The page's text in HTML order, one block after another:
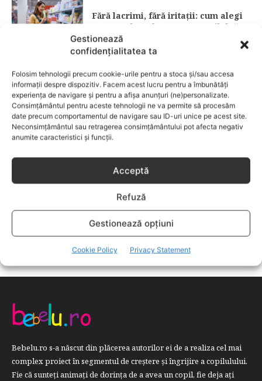
Gestionează
confidențialitatea ta
Folosim tehnologii precum cookie-urile pentru a stoca și/sau accesa
informații despre dispozitiv. Facem acest lucru pentru a îmbunătăți
experiența de navigare și pentru a afișa anunțuri (ne)personalizate.
Consimțământul pentru aceste tehnologii ne va permite să procesăm
date precum comportamentul de navigare sau ID-uri unice pe acest site.
Neconsimțământul sau retragerea consimțământului pot afecta negativ
anumite caracteristici și funcții.
Acceptă
Refuză
Gestionează opțiuni
Cookie Policy Privacy Statement
Fără lacrimi, fără iritații: cum alegi
șamponul perfect pentru copilul tău
CATEGORII POPULARE
EVENIMENTE
741
LIFESTYLE
COPII
634
FAMILIA
582
DEZVOLTAREA COPILULUI
COMPORTAMENT
294
Bebelu.ro s-a născut din plăcerea autorilor ei de a realiza cel mai
complex proiect în segmentul de creştere şi îngrijire a copilulului.
Fie că sunteţi animaţi de dorinţa de a avea un copil, fie deja aţi